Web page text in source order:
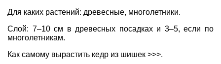
Для каких растений: древесные, многолетники.
Слой: 7–10 см в древесных посадках и 3–5, если по
многолетникам.
Как самому вырастить кедр из шишек >>>.